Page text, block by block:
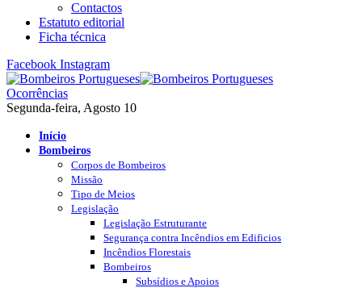
Contactos
Estatuto editorial
Ficha técnica
Facebook Instagram
Ocorrências
Segunda-feira, Agosto 10
Início
Bombeiros
Corpos de Bombeiros
Missão
Tipo de Meios
Legislação
Legislação Estruturante
Segurança contra Incêndios em Edificios
Incêndios Florestais
Bombeiros
Subsídios e Apoios